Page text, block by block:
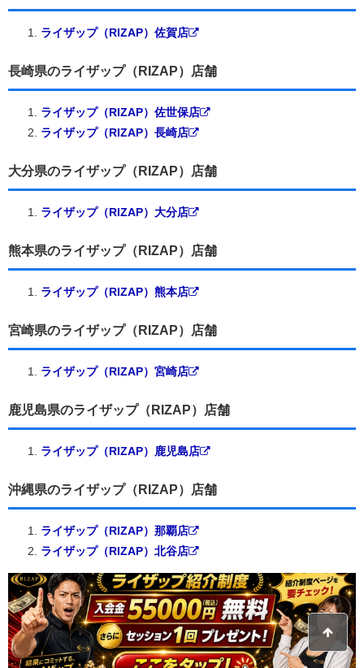
ライザップ（RIZAP）佐賀店
長崎県のライザップ（RIZAP）店舗
ライザップ（RIZAP）佐世保店
ライザップ（RIZAP）長崎店
大分県のライザップ（RIZAP）店舗
ライザップ（RIZAP）大分店
熊本県のライザップ（RIZAP）店舗
ライザップ（RIZAP）熊本店
宮崎県のライザップ（RIZAP）店舗
ライザップ（RIZAP）宮崎店
鹿児島県のライザップ（RIZAP）店舗
ライザップ（RIZAP）鹿児島店
沖縄県のライザップ（RIZAP）店舗
ライザップ（RIZAP）那覇店
ライザップ（RIZAP）北谷店